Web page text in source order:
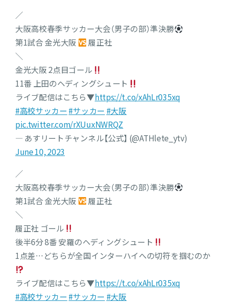
／
大阪高校春季サッカー大会（男子の部）準決勝
第1試合 金光大阪
履正社
＼
金光大阪 2点目ゴール
11番 上田のヘディングシュート
ライブ配信はこちら▼https://t.co/xAhLr035xq
#高校サッカー #サッカー #大阪
pic.twitter.com/rXUuxNWRQZ
— あすリートチャンネル【公式】 (@ATHlete_ytv)
June 10, 2023
／
大阪高校春季サッカー大会（男子の部）準決勝
第1試合 金光大阪
履正社
＼
履正社 ゴール
後半6分 8番 安羅のヘディングシュート
1点差…どちらが全国インターハイへの切符を掴むのか
ライブ配信はこちら▼https://t.co/xAhLr035xq
#高校サッカー #サッカー #大阪